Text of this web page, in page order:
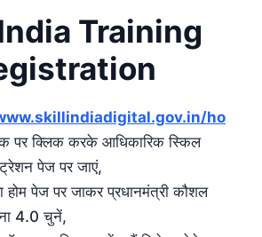
Training
ho
पर क्लिक करके आधिकारिक स्किल
पेज पर जाएं,
होम पेज पर जाकर प्रधानमंत्री कौशल
4.0 चुनें,